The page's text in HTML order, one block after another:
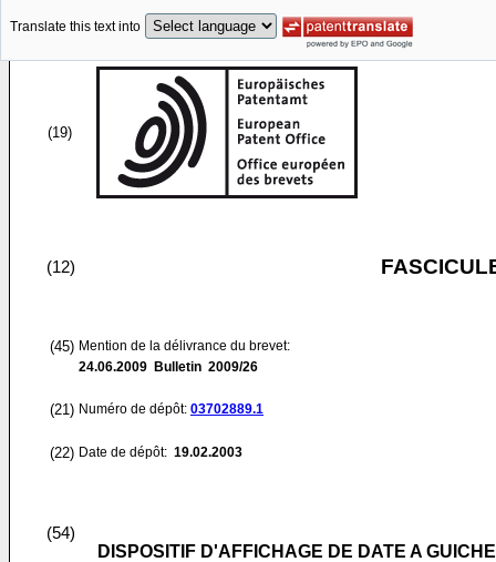
Translate this text into
(19)
(12)
(45) Mention de la délivrance du brevet:
24.06.2009 Bulletin 2009/26
(21) Numéro de dépôt: 03702889.1
(22) Date de dépôt: 19.02.2003
(54)
DISPOSITIF D'AFFICHAGE DE DATE A